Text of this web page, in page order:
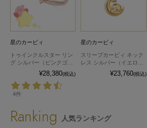
星のカービィ
トゥインクルスター リン
グ シルバー（ピンクゴー
ルドコーティング）
¥28,380(税込)
4件
星のカービィ
スリープカービィ ネック
レス シルバー（イエロー
ゴールドコーティング）
¥23,760(税込)
Ranking 人気ランキング